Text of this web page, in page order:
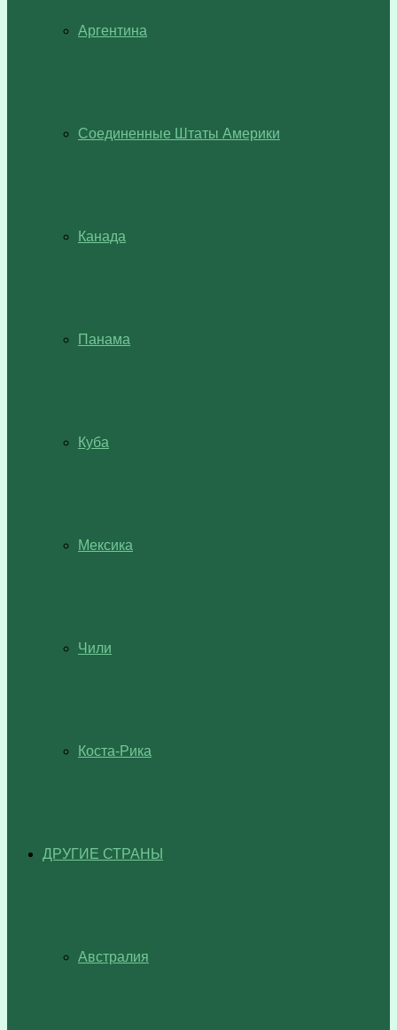
Аргентина
Соединенные Штаты Америки
Канада
Панама
Куба
Мексика
Чили
Коста-Рика
ДРУГИЕ СТРАНЫ
Австралия